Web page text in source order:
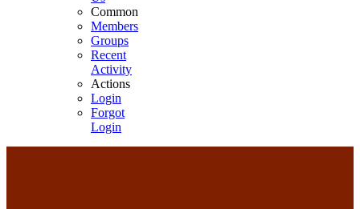
Common
Members
Groups
Recent
Activity
Actions
Login
Forgot
Login